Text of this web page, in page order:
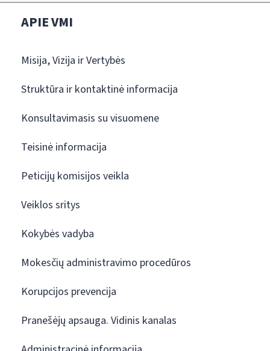
APIE VMI
Misija, Vizija ir Vertybės
Struktūra ir kontaktinė informacija
Konsultavimasis su visuomene
Teisinė informacija
Peticijų komisijos veikla
Veiklos sritys
Kokybės vadyba
Mokesčių administravimo procedūros
Korupcijos prevencija
Pranešėjų apsauga. Vidinis kanalas